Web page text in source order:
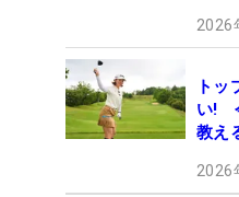
2026
トッ
い!
教え
2026